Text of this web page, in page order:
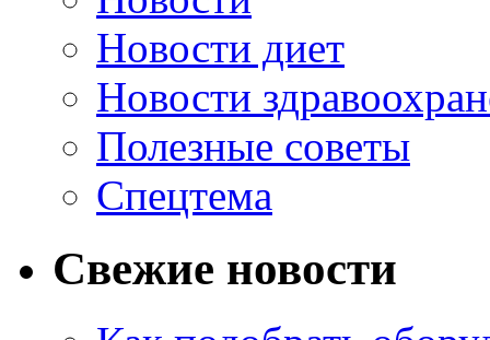
Новости диет
Новости
Полезные советы
Спецтема
Свежие новости